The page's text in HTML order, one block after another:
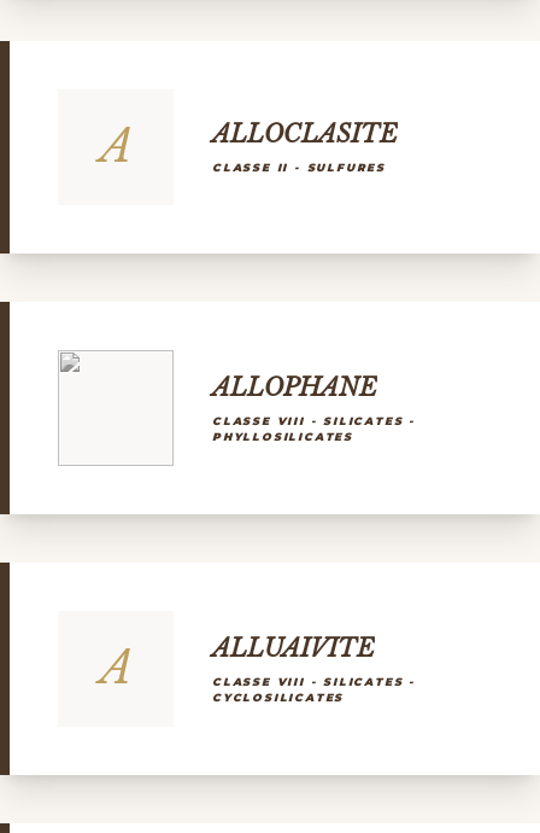
A ALLOCLASITE
CLASSE II - SULFURES
ALLOPHANE
CLASSE VIII - SILICATES -
PHYLLOSILICATES
A ALLUAIVITE
CLASSE VIII - SILICATES -
CYCLOSILICATES